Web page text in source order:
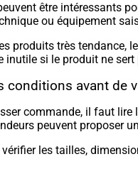
être intéressants
ou équipement
produits très tendance,
inutile si le produit ne sert
conditions avant de
commande, il faut lire
peuvent proposer
vérifier les tailles,